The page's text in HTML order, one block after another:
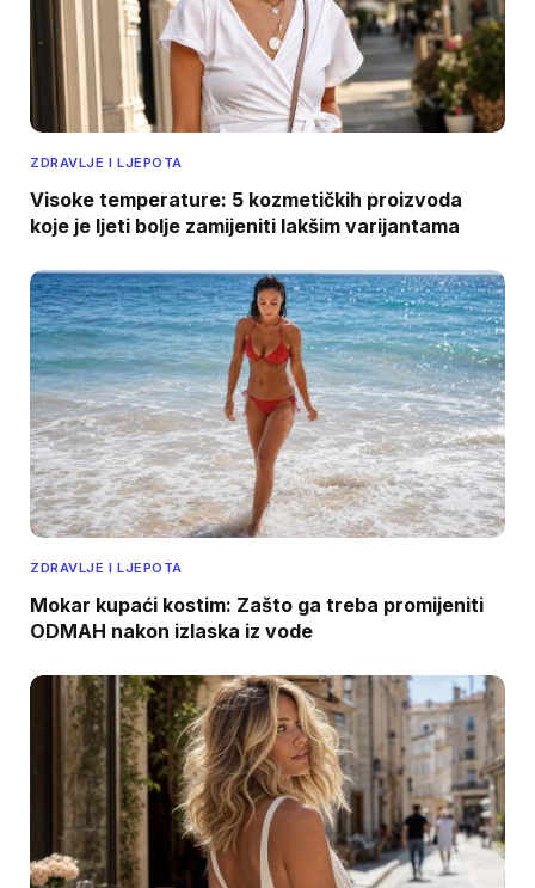
ZDRAVLJE I LJEPOTA
Visoke temperature: 5 kozmetičkih proizvoda
koje je ljeti bolje zamijeniti lakšim varijantama
ZDRAVLJE I LJEPOTA
Mokar kupaći kostim: Zašto ga treba promijeniti
ODMAH nakon izlaska iz vode